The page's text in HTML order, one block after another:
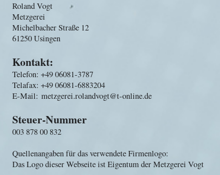
Roland Vogt
Metzgerei
Michelbacher Straße 12
61250 Usingen
Kontakt:
Telefon: +49 06081-3787
Telafax: +49 06081-6883204
E-Mail: metzgerei.rolandvogt@t-online.de
Steuer-Nummer
003 878 00 832
Quellenangaben für das verwendete Firmenlogo:
Das Logo dieser Webseite ist Eigentum der Metzgerei Vogt